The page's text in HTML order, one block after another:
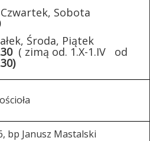
Czwartek, Sobota
Środa, Piątek
( zimą od. 1.X-1.IV od
bp Janusz Mastalski